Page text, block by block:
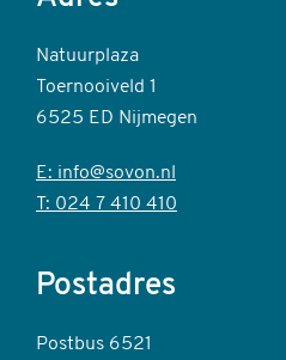
Natuurplaza
Toernooiveld 1
6525 ED Nijmegen
E: info@sovon.nl
T: 024 7 410 410
Postadres
Postbus 6521